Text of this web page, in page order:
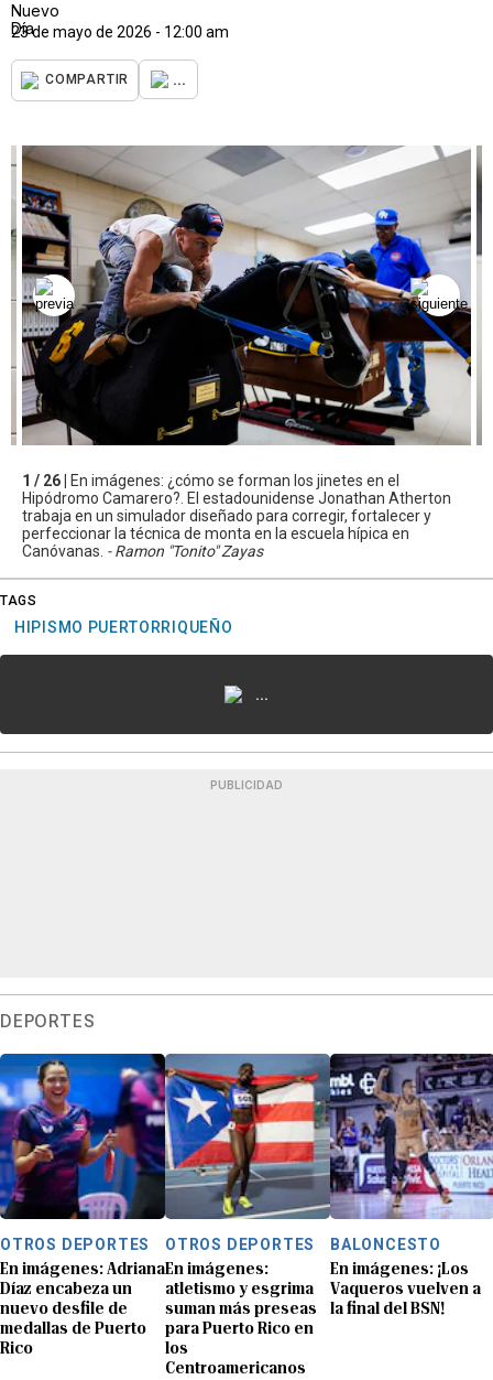
23 de mayo de 2026 - 12:00 am
COMPARTIR ...
1 / 26 |
En imágenes: ¿cómo se forman los jinetes en el
Hipódromo Camarero?. El estadounidense Jonathan Atherton
trabaja en un simulador diseñado para corregir, fortalecer y
perfeccionar la técnica de monta en la escuela hípica en
Canóvanas. - Ramon "Tonito" Zayas
TAGS
HIPISMO PUERTORRIQUEÑO
...
PUBLICIDAD
DEPORTES
OTROS DEPORTES
En imágenes: Adriana
Díaz encabeza un
nuevo desfile de
medallas de Puerto
Rico
OTROS DEPORTES
En imágenes:
atletismo y esgrima
suman más preseas
para Puerto Rico en
los
Centroamericanos
BALONCESTO
En imágenes: ¡Los
Vaqueros vuelven a
la final del BSN!